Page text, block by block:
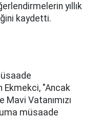
yıllık
kaydetti.
Ekmekci, "Ancak
Mavi Vatanımızı
müsaade